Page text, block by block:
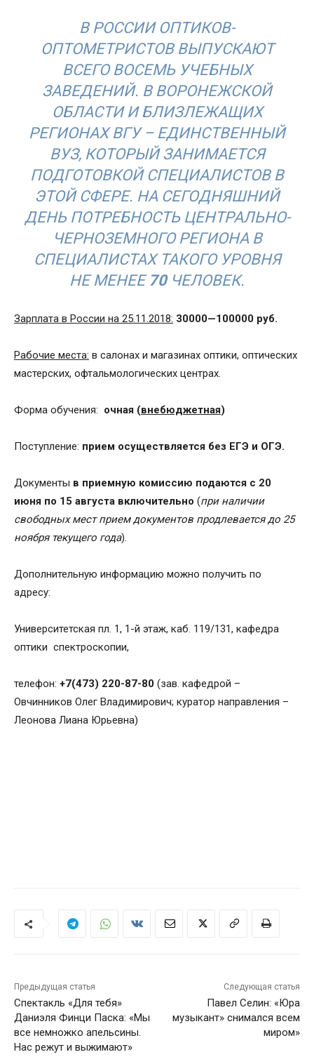
В РОССИИ ОПТИКОВ-
ОПТОМЕТРИСТОВ ВЫПУСКАЮТ
ВСЕГО ВОСЕМЬ УЧЕБНЫХ
ЗАВЕДЕНИЙ. В ВОРОНЕЖСКОЙ
ОБЛАСТИ И БЛИЗЛЕЖАЩИХ
РЕГИОНАХ ВГУ – ЕДИНСТВЕННЫЙ
ВУЗ, КОТОРЫЙ ЗАНИМАЕТСЯ
ПОДГОТОВКОЙ СПЕЦИАЛИСТОВ В
ЭТОЙ СФЕРЕ. НА СЕГОДНЯШНИЙ
ДЕНЬ ПОТРЕБНОСТЬ ЦЕНТРАЛЬНО-
ЧЕРНОЗЕМНОГО РЕГИОНА В
СПЕЦИАЛИСТАХ ТАКОГО УРОВНЯ
НЕ МЕНЕЕ70ЧЕЛОВЕК.
Зарплата в России на 25.11.2018: 30000—100000 руб.
Рабочие места: в салонах и магазинах оптики, оптических
мастерских, офтальмологических центрах.
Форма обучения: очная (внебюджетная)
Поступление: прием осуществляется без ЕГЭ и ОГЭ.
Документы в приемную комиссию подаются с 20
июня по 15 августа включительно (при наличии
свободных мест прием документов продлевается до 25
ноября текущего года).
Дополнительную информацию можно получить по
адресу:
Университетская пл. 1, 1-й этаж, каб. 119/131, кафедра
оптики спектроскопии,
телефон: +7(473) 220-87-80 (зав. кафедрой –
Овчинников Олег Владимирович; куратор направления –
Леонова Лиана Юрьевна)
Предыдущая статья
Спектакль «Для тебя»
Даниэля Финци Паска: «Мы
все немножко апельсины.
Нас режут и выжимают»
Следующая статья
Павел Селин: «Юра
музыкант» снимался всем
миром»